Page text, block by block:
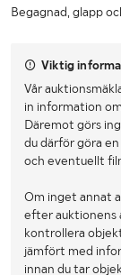
Begagnad, glapp
Viktig
Vår
in information
Däremot görs
du därför göra
och eventuellt
Om inget annat
efter auktionens
kontrollera
jämfört med
innan du tar